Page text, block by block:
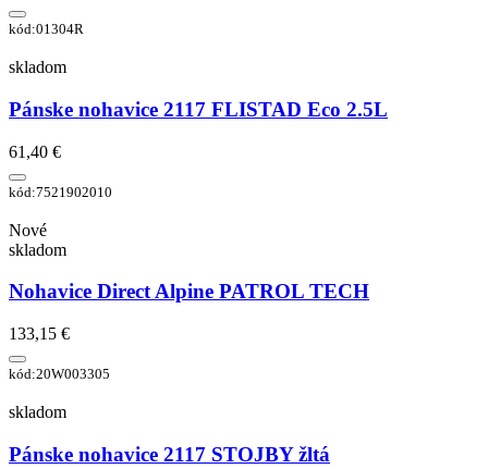
kód:01304R
skladom
Pánske nohavice 2117 FLISTAD Eco 2.5L
61,40 €
kód:7521902010
Nové
skladom
Nohavice Direct Alpine PATROL TECH
133,15 €
kód:20W003305
skladom
Pánske nohavice 2117 STOJBY žltá